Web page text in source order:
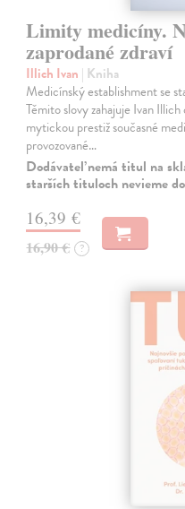
Limity medicíny.
zaprodané zdraví
Illich Ivan | Kniha
Medicínský establishment se
Těmito slovy zahajuje Ivan
mytickou prestiž současné
provozované…
Dodávateľ nemá titul na
starších tituloch nevieme
16,39 €
16,90 € ?